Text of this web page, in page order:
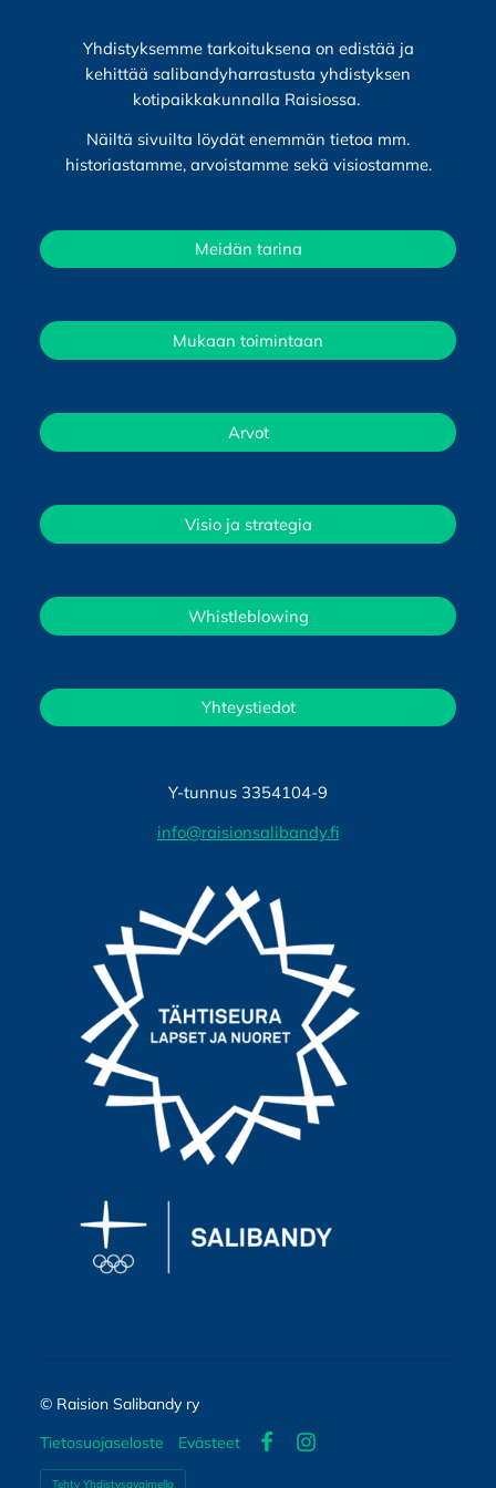
Yhdistyksemme tarkoituksena on edistää ja
kehittää salibandyharrastusta yhdistyksen
kotipaikkakunnalla Raisiossa.
Näiltä sivuilta löydät enemmän tietoa mm.
historiastamme, arvoistamme sekä visiostamme.
Meidän tarina
Mukaan toimintaan
Arvot
Visio ja strategia
Whistleblowing
Yhteystiedot
Y-tunnus 3354104-9
info@raisionsalibandy.fi
© Raision Salibandy ry
Tietosuojaseloste
Evästeet
Tehty Yhdistysavaimella